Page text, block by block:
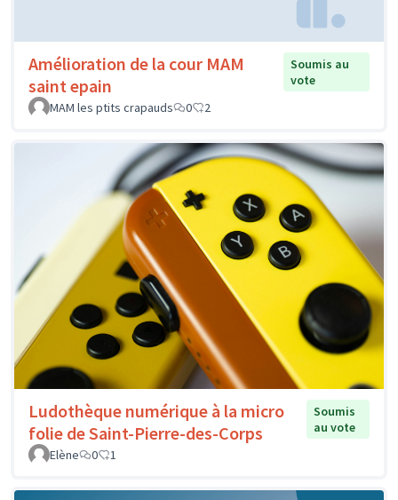
Amélioration de la cour MAM
saint epain
Soumis au
vote
MAM les ptits crapauds
0 2
Ludothèque numérique à la micro
folie de Saint-Pierre-des-Corps
Soumis
au vote
Elène
0 1